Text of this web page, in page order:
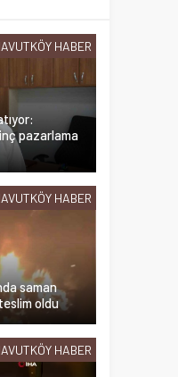
HABER
pazarlama
HABER
saman
oldu
HABER